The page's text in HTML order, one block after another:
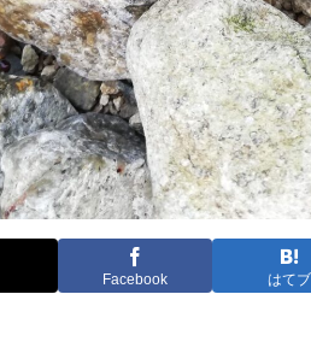
Facebook はてブ